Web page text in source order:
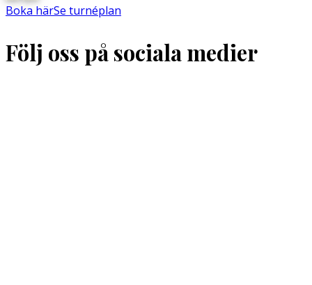
Boka härSe turnéplan
Följ oss på sociala medier